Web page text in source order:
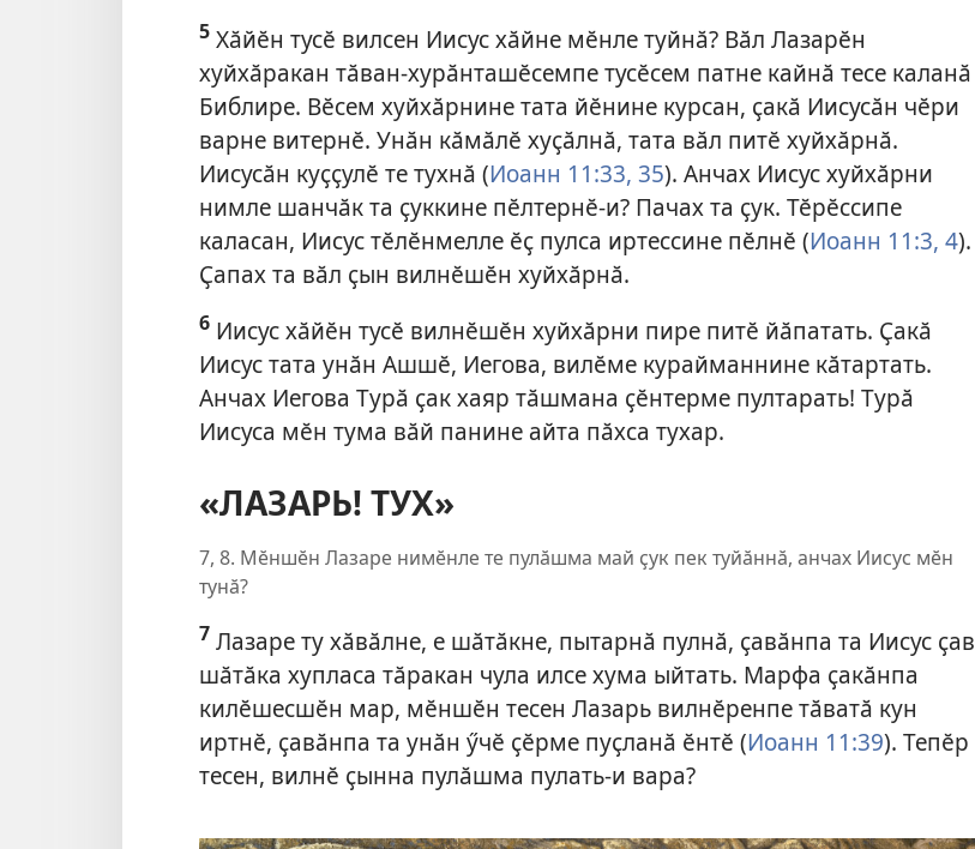
5 Хӑйӗн тусӗ вилсен Иисус хӑйне мӗнле туйнӑ? Вӑл Лазарӗн
хуйхӑракан тӑван-хурӑнташӗсемпе тусӗсем патне кайнӑ тесе каланӑ
Библире. Вӗсем хуйхӑрнине тата йӗнине курсан, ҫакӑ Иисусӑн чӗри
варне витернӗ. Унӑн кӑмӑлӗ хуҫӑлнӑ, тата вӑл питӗ хуйхӑрнӑ.
Иисусӑн куҫҫулӗ те тухнӑ (Иоанн 11:33, 35). Анчах Иисус хуйхӑрни
нимле шанчӑк та ҫуккине пӗлтернӗ-и? Пачах та ҫук. Тӗрӗссипе
каласан, Иисус тӗлӗнмелле ӗҫ пулса иртессине пӗлнӗ (Иоанн 11:3, 4).
Ҫапах та вӑл ҫын вилнӗшӗн хуйхӑрнӑ.
6 Иисус хӑйӗн тусӗ вилнӗшӗн хуйхӑрни пире питӗ йӑпатать. Ҫакӑ
Иисус тата унӑн Ашшӗ, Иегова, вилӗме курайманнине кӑтартать.
Анчах Иегова Турӑ ҫак хаяр тӑшмана ҫӗнтерме пултарать! Турӑ
Иисуса мӗн тума вӑй панине айта пӑхса тухар.
«ЛАЗАРЬ! ТУХ»
7, 8. Мӗншӗн Лазаре нимӗнле те пулӑшма май ҫук пек туйӑннӑ, анчах Иисус мӗн
тунӑ?
7 Лазаре ту хӑвӑлне, е шӑтӑкне, пытарнӑ пулнӑ, ҫавӑнпа та Иисус ҫав
шӑтӑка хупласа тӑракан чула илсе хума ыйтать. Марфа ҫакӑнпа
килӗшесшӗн мар, мӗншӗн тесен Лазарь вилнӗренпе тӑватӑ кун
иртнӗ, ҫавӑнпа та унӑн ӳчӗ ҫӗрме пуҫланӑ ӗнтӗ (Иоанн 11:39). Тепӗр
тесен, вилнӗ ҫынна пулӑшма пулать-и вара?